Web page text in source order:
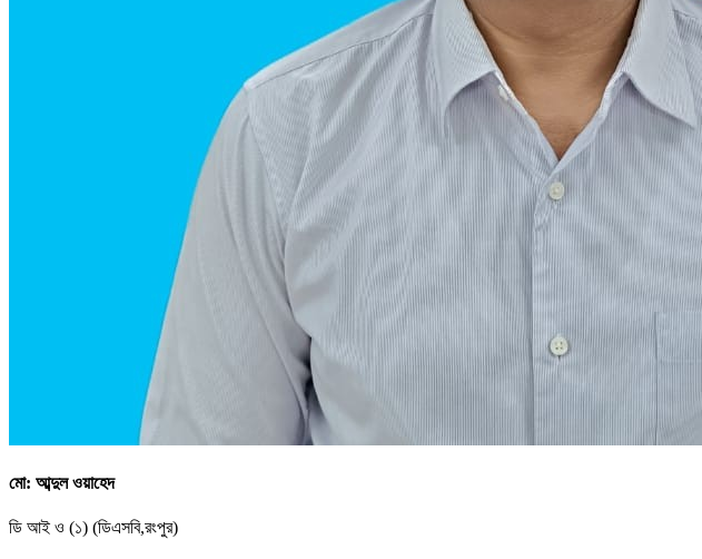
মো: আব্দুল ওয়াহেদ
ডি আই ও (১) (ডিএসবি,রংপুর)